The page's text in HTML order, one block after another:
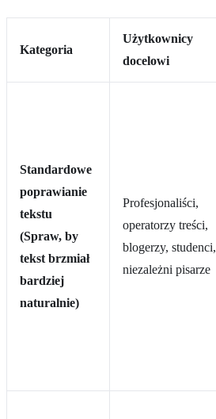
Kategoria
Użytkownicy
docelowi
Standardowe
poprawianie
tekstu
(Spraw, by
tekst brzmiał
bardziej
naturalnie)
Profesjonaliści,
operatorzy treści,
blogerzy, studenci,
niezależni pisarze